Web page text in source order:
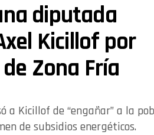
diputada
Kicillof por
Zona Fría
a Kicillof de “engañar” a la
de subsidios energéticos.